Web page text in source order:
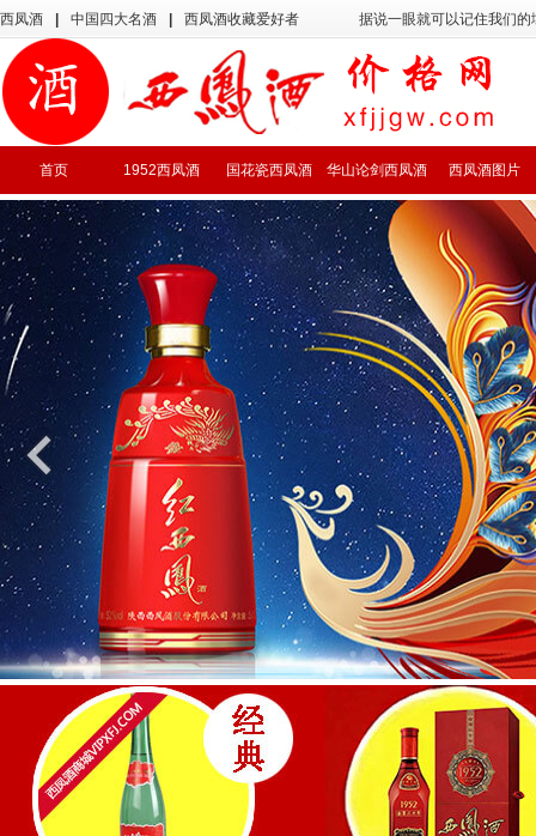
西凤酒 中国四大名酒 西凤酒收藏爱好者 据说一眼就可以记住我们
首页 1952西凤酒 国花瓷西凤酒 华山论剑西凤酒 西凤酒图片